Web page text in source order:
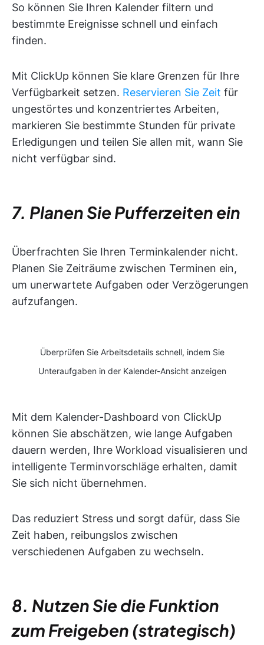
So können Sie Ihren Kalender filtern und
bestimmte Ereignisse schnell und einfach
finden.
Mit ClickUp können Sie klare Grenzen für Ihre
Verfügbarkeit setzen. Reservieren Sie Zeit für
ungestörtes und konzentriertes Arbeiten,
markieren Sie bestimmte Stunden für private
Erledigungen und teilen Sie allen mit, wann Sie
nicht verfügbar sind.
7. Planen Sie Pufferzeiten ein
Überfrachten Sie Ihren Terminkalender nicht.
Planen Sie Zeiträume zwischen Terminen ein,
um unerwartete Aufgaben oder Verzögerungen
aufzufangen.
Überprüfen Sie Arbeitsdetails schnell, indem Sie
Unteraufgaben in der Kalender-Ansicht anzeigen
Mit dem Kalender-Dashboard von ClickUp
können Sie abschätzen, wie lange Aufgaben
dauern werden, Ihre Workload visualisieren und
intelligente Terminvorschläge erhalten, damit
Sie sich nicht übernehmen.
Das reduziert Stress und sorgt dafür, dass Sie
Zeit haben, reibungslos zwischen
verschiedenen Aufgaben zu wechseln.
8. Nutzen Sie die Funktion
zum Freigeben (strategisch)